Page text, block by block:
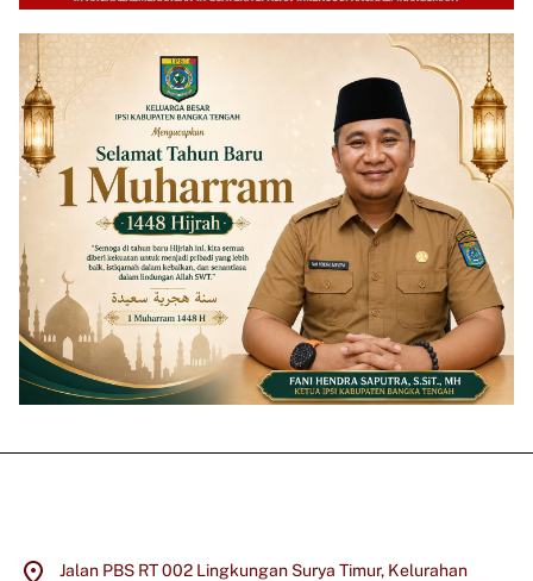
Jalan PBS RT 002 Lingkungan Surya Timur, Kelurahan